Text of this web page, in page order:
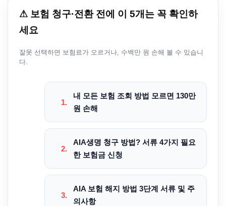
⚠ 보험 청구·전환 전에 이 5개는 꼭 확인하
세요
잘못 선택하면 보험료가 오르거나, 수백만 원 손해 볼 수 있습니
다.
1.
내 모든 보험 조회 방법 모르면 130만
원 손해
2.
AIA생명 청구 방법? 서류 4가지 필요
한 보험금 신청
3.
AIA 보험 해지 방법 3단계 서류 및 주
의사항